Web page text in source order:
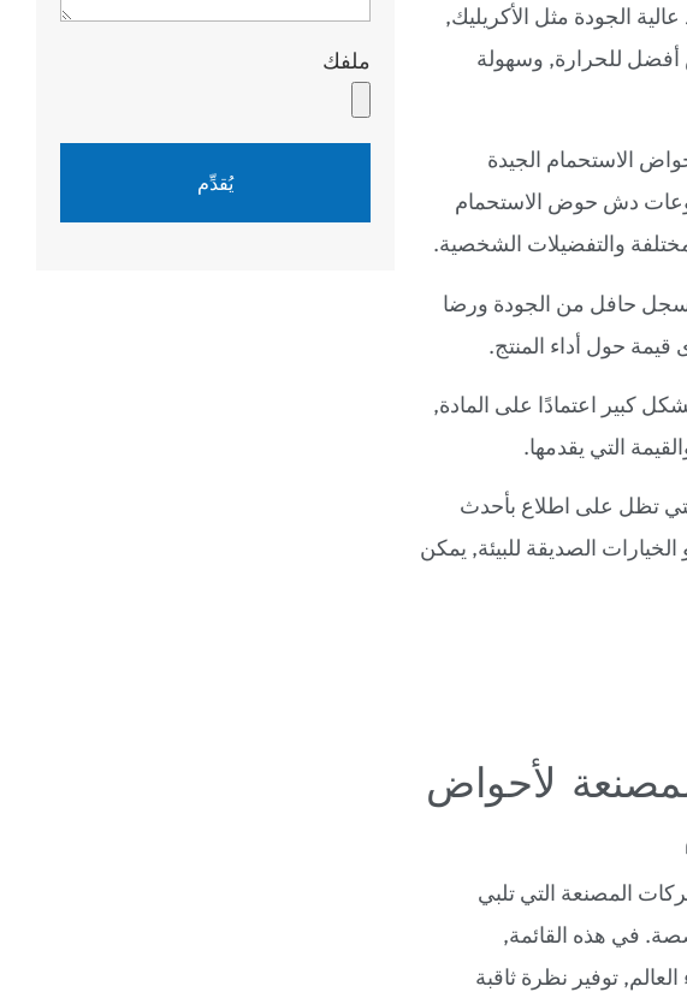
الجودة مثل الأكريليك,
أفضل للحرارة, وسهولة
الاستحمام الجيدة
دش حوض الاستحمام
والتفضيلات الشخصية.
بسجل حافل من الجودة ورضا
قيمة حول أداء المنتج.
كبير اعتمادًا على المادة,
التي يقدمها.
تظل على اطلاع بأحدث
الصديقة للبيئة, يمكن
المصنعة لأحواض
المصنعة التي تلبي
في هذه القائمة,
العالم, توفير نظرة ثاقبة
ملفك
يُقدِّم